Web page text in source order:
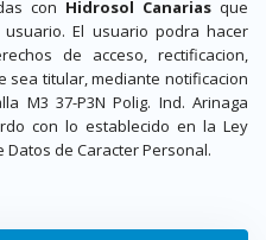
con Hidrosol Canarias que
El usuario podra hacer
de acceso, rectificacion,
sea titular, mediante notificacion
M3 37-P3N Polig. Ind. Arinaga
con lo establecido en la Ley
Datos de Caracter Personal.